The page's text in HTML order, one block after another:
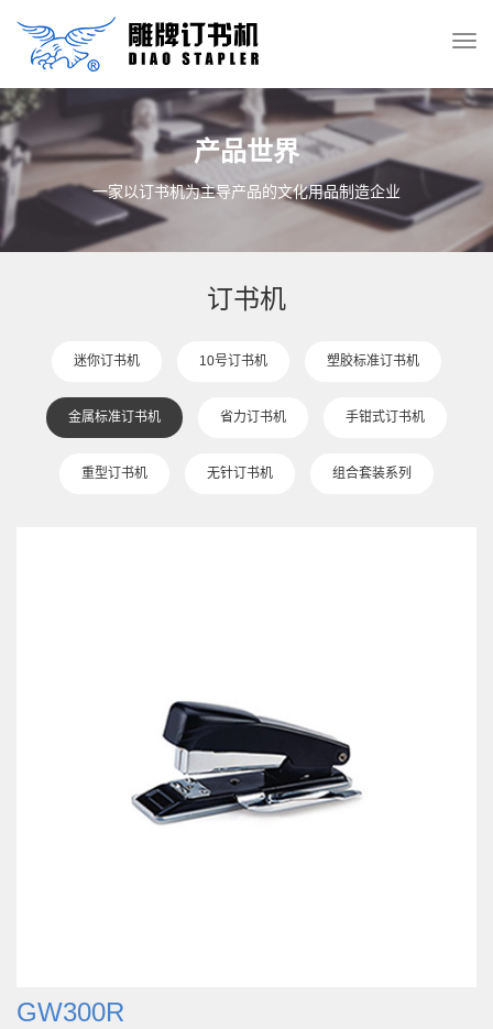
产品世界
一家以订书机为主导产品的文化用品制造企业
订书机
迷你订书机 10号订书机 塑胶标准订书机
金属标准订书机 省力订书机 手钳式订书机
重型订书机 无针订书机 组合套装系列
GW300R